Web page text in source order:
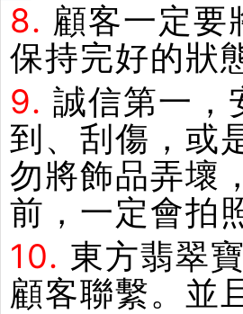
8. 顧客一定要
保持完好的狀
9. 誠信第一，
到、刮傷，或
勿將飾品弄壞
前，一定會拍
10. 東方翡翠
顧客聯繫。並